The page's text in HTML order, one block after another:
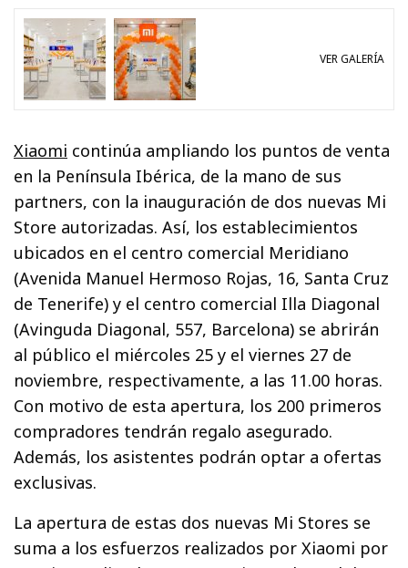
VER GALERÍA
Xiaomi continúa ampliando los puntos de venta
en la Península Ibérica, de la mano de sus
partners, con la inauguración de dos nuevas Mi
Store autorizadas. Así, los establecimientos
ubicados en el centro comercial Meridiano
(Avenida Manuel Hermoso Rojas, 16, Santa Cruz
de Tenerife) y el centro comercial Illa Diagonal
(Avinguda Diagonal, 557, Barcelona) se abrirán
al público el miércoles 25 y el viernes 27 de
noviembre, respectivamente, a las 11.00 horas.
Con motivo de esta apertura, los 200 primeros
compradores tendrán regalo asegurado.
Además, los asistentes podrán optar a ofertas
exclusivas.
La apertura de estas dos nuevas Mi Stores se
suma a los esfuerzos realizados por Xiaomi por